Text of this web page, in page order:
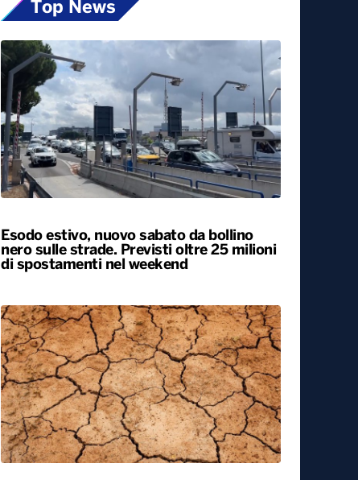
Top News
Esodo estivo, nuovo sabato da bollino
nero sulle strade. Previsti oltre 25 milioni
di spostamenti nel weekend